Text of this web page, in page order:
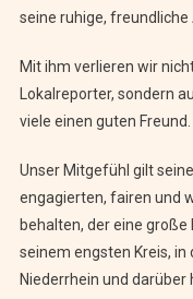
seine ruhige, freundliche
Mit ihm verlieren wir
Lokalreporter, sondern
viele einen guten Freund.
Unser Mitgefühl gilt
engagierten, fairen und
behalten, der eine große
seinem engsten Kreis, in
Niederrhein und darüber